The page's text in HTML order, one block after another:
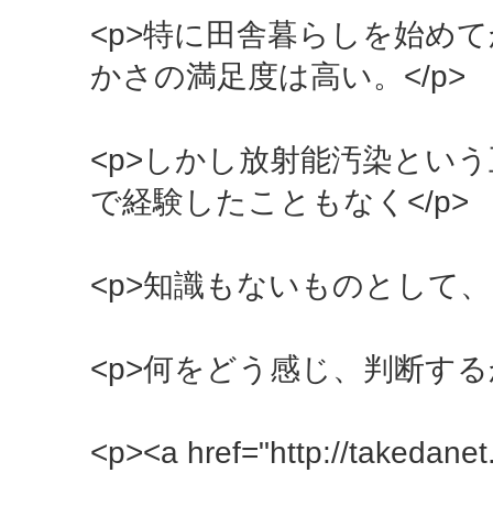
<p>特に田舎暮らしを始め
かさの満足度は高い。</p>
<p>しかし放射能汚染とい
で経験したこともなく</p>
<p>知識もないものとして
<p>何をどう感じ、判断す
<p><a href="http://